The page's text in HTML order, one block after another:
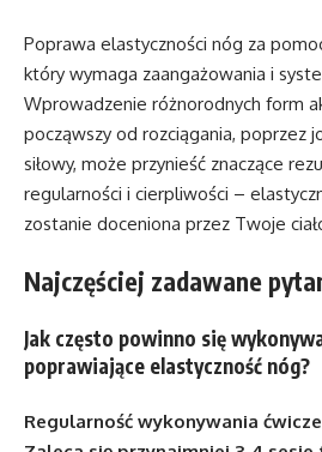
Poprawa elastyczności nóg za
który wymaga zaangażowania i
Wprowadzenie różnorodnych form
począwszy od rozciągania, poprzez
siłowy, może przynieść znaczące
regularności i cierpliwości –
zostanie doceniona przez Twoje
Najczęściej zadawane
Jak często powinno się
poprawiające elastyczność nóg?
Regularność wykonywania